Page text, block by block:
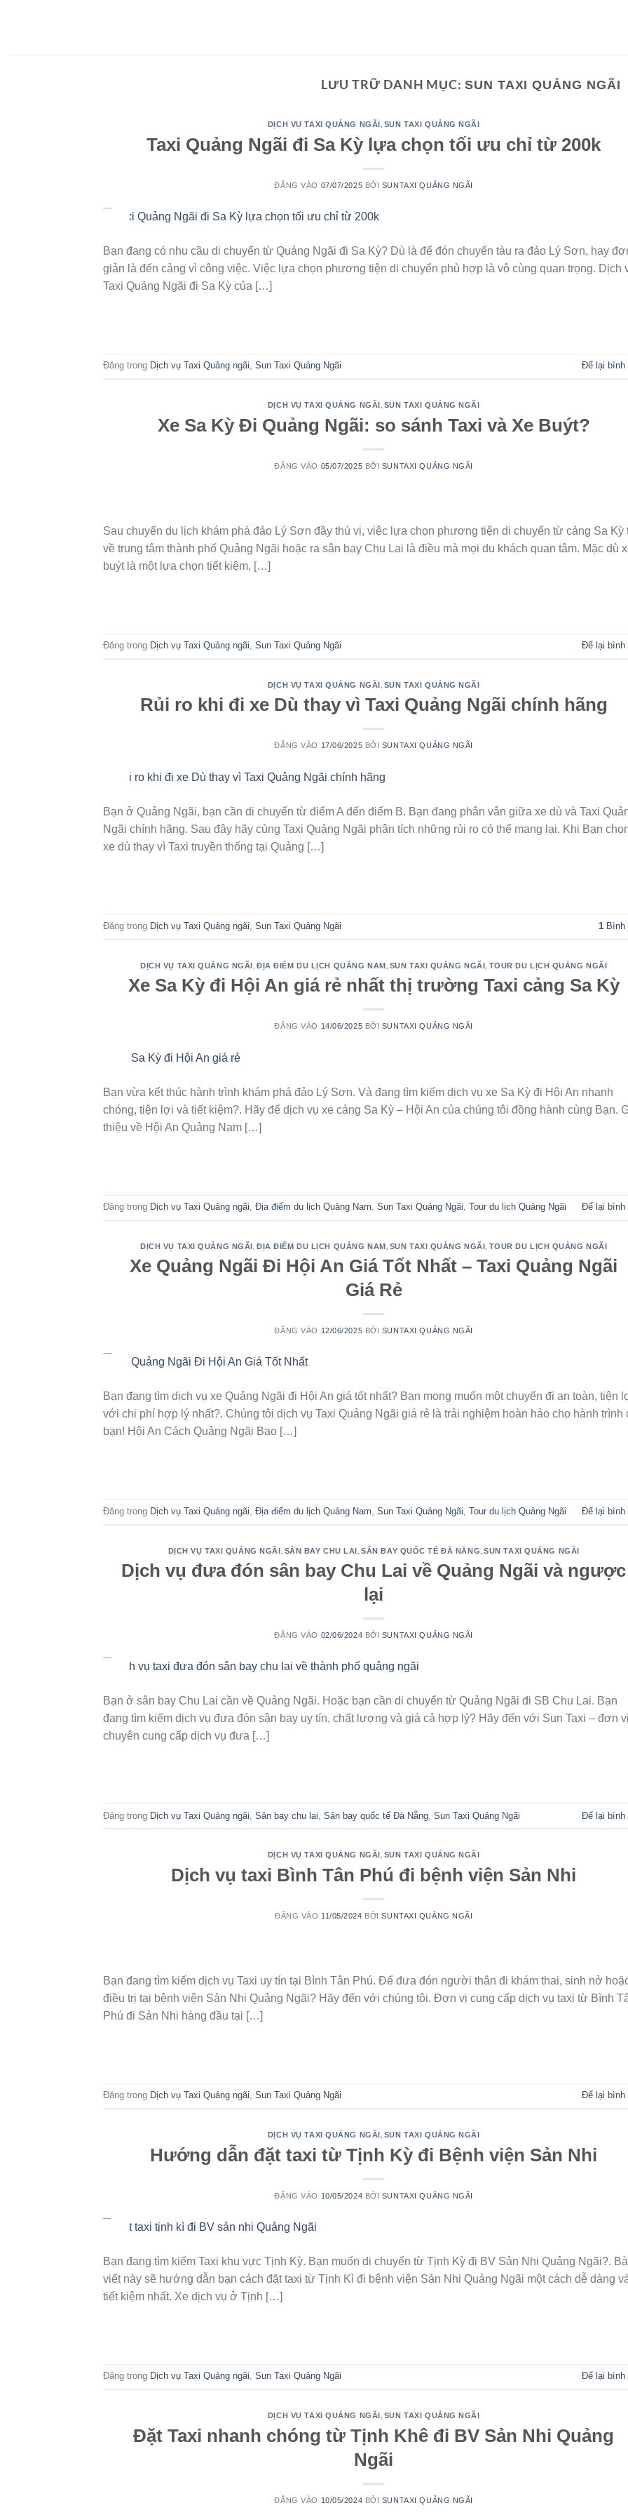
LƯU TRỮ DANH MỤC:SUN TAXI QUẢNG NGÃI
DỊCH VỤ TAXI QUẢNG NGÃI SUN TAXI QUẢNG NGÃI
Taxi Quảng Ngãi đi Sa Kỳ lựa chọn tối ưu chỉ từ 200k
ĐĂNG VÀO 07/07/2025 BỞI SUNTAXI QUẢNG NGÃI
Bạn đang có nhu cầu di chuyển từ Quảng Ngãi đi Sa Kỳ? Dù là để đón chuyến tàu ra đảo Lý Sơn, hay
giản là đến cảng vì công việc. Việc lựa chọn phương tiện di chuyển phù hợp là vô cùng quan trọng. Dịch
Taxi Quảng Ngãi đi Sa Kỳ của […]
Đăng trong Dịch vụ Taxi Quảng ngãi, Sun Taxi Quảng Ngãi Để lại bình
DỊCH VỤ TAXI QUẢNG NGÃI SUN TAXI QUẢNG NGÃI
Xe Sa Kỳ Đi Quảng Ngãi: so sánh Taxi và Xe Buýt?
ĐĂNG VÀO 05/07/2025 BỞI SUNTAXI QUẢNG NGÃI
Sau chuyến du lịch khám phá đảo Lý Sơn đầy thú vị, việc lựa chọn phương tiện di chuyển từ cảng Sa Kỳ
về trung tâm thành phố Quảng Ngãi hoặc ra sân bay Chu Lai là điều mà mọi du khách quan tâm. Mặc dù
buýt là một lựa chọn tiết kiệm, […]
Đăng trong Dịch vụ Taxi Quảng ngãi, Sun Taxi Quảng Ngãi Để lại bình
DỊCH VỤ TAXI QUẢNG NGÃI SUN TAXI QUẢNG NGÃI
Rủi ro khi đi xe Dù thay vì Taxi Quảng Ngãi chính hãng
ĐĂNG VÀO 17/06/2025 BỞI SUNTAXI QUẢNG NGÃI
Bạn ở Quảng Ngãi, bạn cần di chuyển từ điểm A đến điểm B. Bạn đang phân vân giữa xe dù và Taxi
Ngãi chính hãng. Sau đây hãy cùng Taxi Quảng Ngãi phân tích những rủi ro có thể mang lại. Khi Bạn
xe dù thay vì Taxi truyền thống tại Quảng […]
Đăng trong Dịch vụ Taxi Quảng ngãi, Sun Taxi Quảng Ngãi 1Bình
DỊCH VỤ TAXI QUẢNG NGÃI ,ĐỊA ĐIỂM DU LỊCH QUẢNG NAM SUN TAXI QUẢNG NGÃI TOUR DU LỊCH QUẢNG NGÃI
Xe Sa Kỳ đi Hội An giá rẻ nhất thị trường Taxi cảng Sa Kỳ
ĐĂNG VÀO 14/06/2025 BỞI SUNTAXI QUẢNG NGÃI
Bạn vừa kết thúc hành trình khám phá đảo Lý Sơn. Và đang tìm kiếm dịch vụ xe Sa Kỳ đi Hội An nhanh
chóng, tiện lợi và tiết kiệm?. Hãy để dịch vụ xe cảng Sa Kỳ – Hội An của chúng tôi đồng hành cùng Bạn.
thiệu về Hội An Quảng Nam […]
Đăng trong Dịch vụ Taxi Quảng ngãi Địa điểm du lịch Quảng Nam Sun Taxi Quảng Ngãi Tour du lịch Quảng Ngãi Để lại bình
DỊCH VỤ TAXI QUẢNG NGÃI ,ĐỊA ĐIỂM DU LỊCH QUẢNG NAM SUN TAXI QUẢNG NGÃI TOUR DU LỊCH QUẢNG NGÃI
Xe Quảng Ngãi Đi Hội An Giá Tốt Nhất – Taxi Quảng Ngãi
Giá Rẻ
ĐĂNG VÀO 12/06/2025 BỞI SUNTAXI QUẢNG NGÃI
Bạn đang tìm dịch vụ xe Quảng Ngãi đi Hội An giá tốt nhất? Bạn mong muốn một chuyến đi an toàn, tiện
với chi phí hợp lý nhất?. Chúng tôi dịch vụ Taxi Quảng Ngãi giá rẻ là trải nghiệm hoàn hảo cho hành trình
bạn! Hội An Cách Quảng Ngãi Bao […]
Đăng trong Dịch vụ Taxi Quảng ngãi Địa điểm du lịch Quảng Nam Sun Taxi Quảng Ngãi Tour du lịch Quảng Ngãi Để lại bình
DỊCH VỤ TAXI QUẢNG NGÃI SÂN BAY CHU LAI ,SÂN BAY QUỐC TẾ ĐÀ NẴNG ,SUN TAXI QUẢNG NGÃI
Dịch vụ đưa đón sân bay Chu Lai về Quảng Ngãi và ngược
lại
ĐĂNG VÀO 02/06/2024 BỞI SUNTAXI QUẢNG NGÃI
Bạn ở sân bay Chu Lai cần về Quảng Ngãi. Hoặc bạn cần di chuyển từ Quảng Ngãi đi SB Chu Lai. Bạn
đang tìm kiếm dịch vụ đưa đón sân bay uy tín, chất lượng và giá cả hợp lý? Hãy đến với Sun Taxi – đơn vị
chuyên cung cấp dịch vụ đưa […]
Đăng trong Dịch vụ Taxi Quảng ngãi Sân bay chu lai Sân bay quốc tế Đà Nẵng Sun Taxi Quảng Ngãi Để lại bình
DỊCH VỤ TAXI QUẢNG NGÃI SUN TAXI QUẢNG NGÃI
Dịch vụ taxi Bình Tân Phú đi bệnh viện Sản Nhi
ĐĂNG VÀO 11/05/2024 BỞISUNTAXI QUẢNG NGÃI
Bạn đang tìm kiếm dịch vụ Taxi uy tín tại Bình Tân Phú. Để đưa đón người thân đi khám thai, sinh nở
điều trị tại bệnh viện Sản Nhi Quảng Ngãi? Hãy đến với chúng tôi. Đơn vị cung cấp dịch vụ taxi từ Bình
Phú đi Sản Nhi hàng đầu tại […]
Đăng trong Dịch vụ Taxi Quảng ngãi, Sun Taxi Quảng Ngãi Để lại bình
DỊCH VỤ TAXI QUẢNG NGÃI SUN TAXI QUẢNG NGÃI
Hướng dẫn đặt taxi từ Tịnh Kỳ đi Bệnh viện Sản Nhi
ĐĂNG VÀO 10/05/2024 BỞI SUNTAXI QUẢNG NGÃI
Bạn đang tìm kiếm Taxi khu vực Tịnh Kỳ. Bạn muốn di chuyển từ Tịnh Kỳ đi BV Sản Nhi Quảng Ngãi?.
viết này sẽ hướng dẫn bạn cách đặt taxi từ Tịnh Kì đi bệnh viện Sản Nhi Quảng Ngãi một cách dễ dàng
tiết kiệm nhất. Xe dịch vụ ở Tịnh […]
Đăng trong Dịch vụ Taxi Quảng ngãi, Sun Taxi Quảng Ngãi Để lại bình
DỊCH VỤ TAXI QUẢNG NGÃI SUN TAXI QUẢNG NGÃI
Đặt Taxi nhanh chóng từ Tịnh Khê đi BV Sản Nhi Quảng
Ngãi
ĐĂNG VÀO 10/05/2024 BỞI SUNTAXI QUẢNG NGÃI